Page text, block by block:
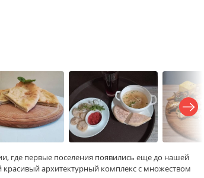
где первые поселения появились еще до нашей
архитектурный комплекс с множеством